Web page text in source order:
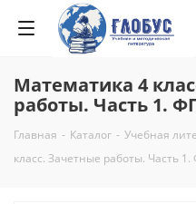
Математика 4
работы. Часть 1.
Главная - Каталог - Учебная
класс. Зачетные работы. Часть